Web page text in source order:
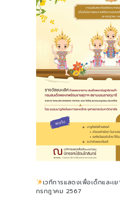
เวทีการแสดงเพื่อเด็กและเ
กรกฎาคม 2567